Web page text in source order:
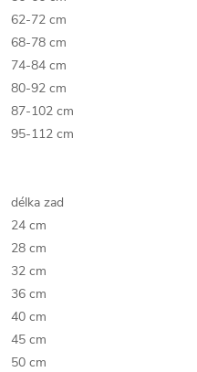
62-72 cm
68-78 cm
74-84 cm
80-92 cm
87-102 cm
95-112 cm
délka zad
24 cm
28 cm
32 cm
36 cm
40 cm
45 cm
50 cm